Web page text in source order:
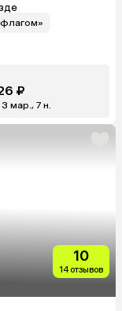
₽
мар., 7 н.
10
14 отзывов